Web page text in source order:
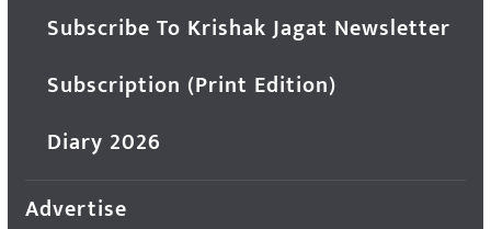
Subscribe To Krishak Jagat Newsletter
Subscription (Print Edition)
Diary 2026
Advertise